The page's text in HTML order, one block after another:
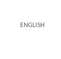
ENGLISH